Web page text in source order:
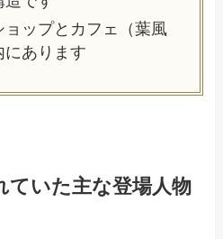
ョップとカフェ（葉風
にあります
ていた主な登場人物